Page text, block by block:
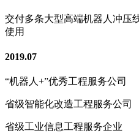
交付多条大型高端机器人冲压
使用
2019.07
“机器人+”优秀工程服务公司
省级智能化改造工程服务公司
省级工业信息工程服务企业